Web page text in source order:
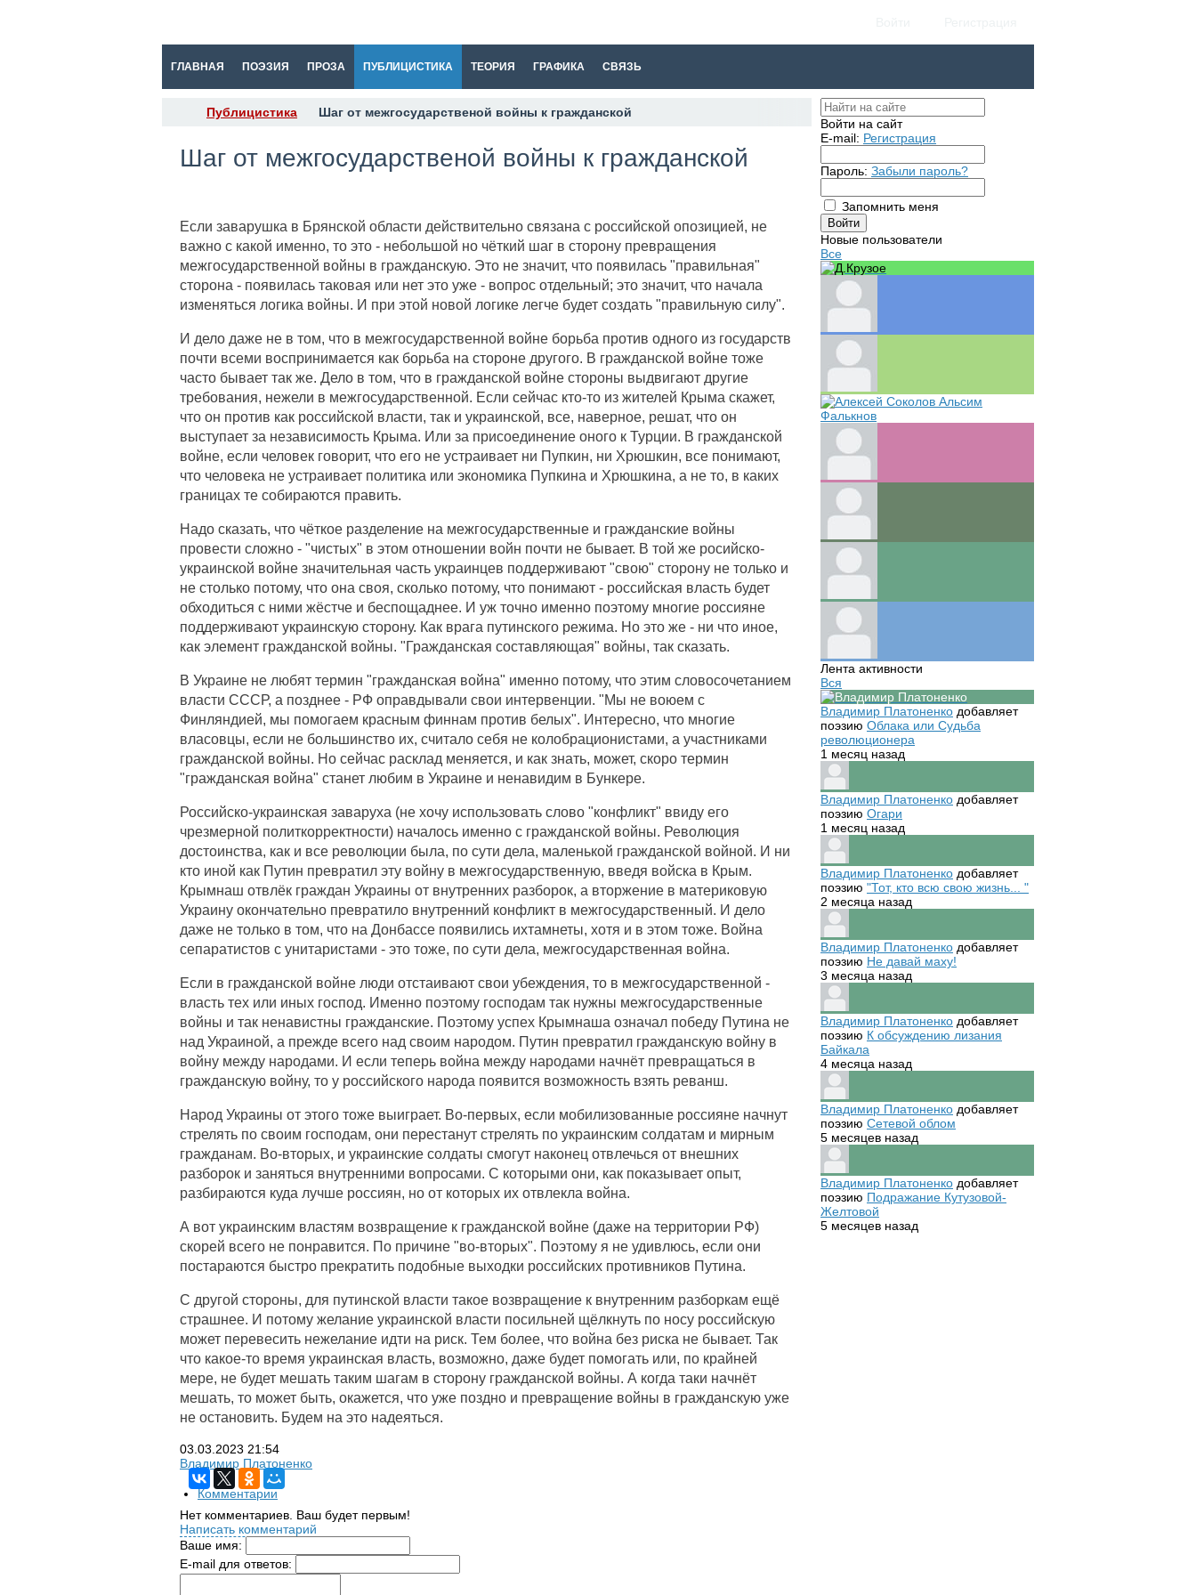
ГЛАВНАЯ ПОЭЗИЯ ПРОЗА ПУБЛИЦИСТИКА ТЕОРИЯ ГРАФИКА СВЯЗЬ
Публицистика Шаг от межгосударственой войны к гражданской
Шаг от межгосударственой войны к гражданской
Если заварушка в Брянской области действительно связана с российской опозицией, не
важно с какой именно, то это - небольшой но чёткий шаг в сторону превращения
межгосударственной войны в гражданскую. Это не значит, что появилась "правильная"
сторона - появилась таковая или нет это уже - вопрос отдельный; это значит, что начала
изменяться логика войны. И при этой новой логике легче будет создать "правильную силу".
И дело даже не в том, что в межгосударственной войне борьба против одного из государств
почти всеми воспринимается как борьба на стороне другого. В гражданской войне тоже
часто бывает так же. Дело в том, что в гражданской войне стороны выдвигают другие
требования, нежели в межгосударственной. Если сейчас кто-то из жителей Крыма скажет,
что он против как российской власти, так и украинской, все, наверное, решат, что он
выступает за независимость Крыма. Или за присоединение оного к Турции. В гражданской
войне, если человек говорит, что его не устраивает ни Пупкин, ни Хрюшкин, все понимают,
что человека не устраивает политика или экономика Пупкина и Хрюшкина, а не то, в каких
границах те собираются править.
Надо сказать, что чёткое разделение на межгосударственные и гражданские войны
провести сложно - "чистых" в этом отношении войн почти не бывает. В той же росийско-
украинской войне значительная часть украинцев поддерживают "свою" сторону не только и
не столько потому, что она своя, сколько потому, что понимают - российская власть будет
обходиться с ними жёстче и беспощаднее. И уж точно именно поэтому многие россияне
поддерживают украинскую сторону. Как врага путинского режима. Но это же - ни что иное,
как элемент гражданской войны. "Гражданская составляющая" войны, так сказать.
В Украине не любят термин "гражданская война" именно потому, что этим словосочетанием
власти СССР, а позднее - РФ оправдывали свои интервенции. "Мы не воюем с
Финляндией, мы помогаем красным финнам против белых". Интересно, что многие
власовцы, если не большинство их, считало себя не колобрационистами, а участниками
гражданской войны. Но сейчас расклад меняется, и как знать, может, скоро термин
"гражданская война" станет любим в Украине и ненавидим в Бункере.
Российско-украинская заваруха (не хочу использовать слово "конфликт" ввиду его
чрезмерной политкорректности) началось именно с гражданской войны. Революция
достоинства, как и все революции была, по сути дела, маленькой гражданской войной. И ни
кто иной как Путин превратил эту войну в межгосударственную, введя войска в Крым.
Крымнаш отвлёк граждан Украины от внутренних разборок, а вторжение в материковую
Украину окончательно превратило внутренний конфликт в межгосударственный. И дело
даже не только в том, что на Донбассе появились ихтамнеты, хотя и в этом тоже. Война
сепаратистов с унитаристами - это тоже, по сути дела, межгосударственная война.
Если в гражданской войне люди отстаивают свои убеждения, то в межгосударственной -
власть тех или иных господ. Именно поэтому господам так нужны межгосударственные
войны и так ненавистны гражданские. Поэтому успех Крымнаша означал победу Путина не
над Украиной, а прежде всего над своим народом. Путин превратил гражданскую войну в
войну между народами. И если теперь война между народами начнёт превращаться в
гражданскую войну, то у российского народа появится возможность взять реванш.
Народ Украины от этого тоже выиграет. Во-первых, если мобилизованные россияне начнут
стрелять по своим господам, они перестанут стрелять по украинским солдатам и мирным
гражданам. Во-вторых, и украинские солдаты смогут наконец отвлечься от внешних
разборок и заняться внутренними вопросами. С которыми они, как показывает опыт,
разбираются куда лучше россиян, но от которых их отвлекла война.
А вот украинским властям возвращение к гражданской войне (даже на территории РФ)
скорей всего не понравится. По причине "во-вторых". Поэтому я не удивлюсь, если они
постараются быстро прекратить подобные выходки российских противников Путина.
С другой стороны, для путинской власти такое возвращение к внутренним разборкам ещё
страшнее. И потому желание украинской власти посильней щёлкнуть по носу российскую
может перевесить нежелание идти на риск. Тем более, что война без риска не бывает. Так
что какое-то время украинская власть, возможно, даже будет помогать или, по крайней
мере, не будет мешать таким шагам в сторону гражданской войны. А когда таки начнёт
мешать, то может быть, окажется, что уже поздно и превращение войны в гражданскую уже
не остановить. Будем на это надеяться.
03.03.2023 21:54
Владимир Платоненко
Комментарии
Нет комментариев. Ваш будет первым!
Написать комментарий
Ваше имя:
E-mail для ответов:
Войти на сайт
E-mail: Регистрация
Пароль: Забыли пароль?
Запомнить меня
Новые пользователи
Все
Лента активности
Вся
Владимир Платоненко добавляет
поэзию Облака или Судьба
революционера
1 месяц назад
Владимир Платоненко добавляет
поэзию Огари
1 месяц назад
Владимир Платоненко добавляет
поэзию "Тот, кто всю свою жизнь... "
2 месяца назад
Владимир Платоненко добавляет
поэзию Не давай маху!
3 месяца назад
Владимир Платоненко добавляет
поэзию К обсуждению лизания
Байкала
4 месяца назад
Владимир Платоненко добавляет
поэзию Сетевой облом
5 месяцев назад
Владимир Платоненко добавляет
поэзию Подражание Кутузовой-
Желтовой
5 месяцев назад